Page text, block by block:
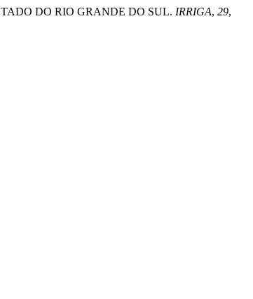
DO RIO GRANDE DO SUL. IRRIGA, 29,